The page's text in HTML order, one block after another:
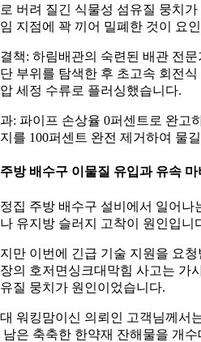
버려 질긴 식물성 섬유질 뭉치
지점에 꽉 끼어 밀폐한 것이 요
책: 하림배관의 숙련된 배관 전
부위를 탐색한 후 초고속 회전
세정 수류로 플러싱했습니다.
: 파이프 손상율 0퍼센트로 완고
를 100퍼센트 완전 제거하여 물
방 배수구 이물질 유입과 유속 마
집 주방 배수구 설비에서 일어나
유지방 슬러지 고착이 원인입니
만 이번에 긴급 기술 지원을 요
의 호저면싱크대막힘 사고는 가
질 뭉치가 원인이었습니다.
워킹맘이신 의뢰인 고객님께서
남은 축축한 한약재 잔해물을 개